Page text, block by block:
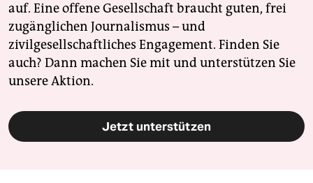
auf. Eine offene Gesellschaft braucht guten, frei
zugänglichen Journalismus – und
zivilgesellschaftliches Engagement. Finden Sie
auch? Dann machen Sie mit und unterstützen Sie
unsere Aktion.
Jetzt unterstützen